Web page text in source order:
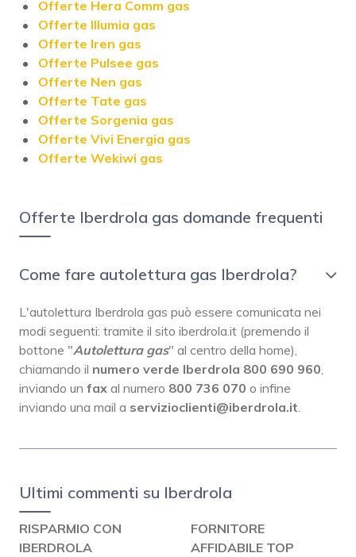
Offerte Hera Comm gas
Offerte lllumia gas
Offerte Iren gas
Offerte Pulsee gas
Offerte Nen gas
Offerte Tate gas
Offerte Sorgenia gas
Offerte Vivi Energia gas
Offerte Wekiwi gas
Offerte Iberdrola gas domande frequenti
Come fare autolettura gas Iberdrola?
L'autolettura Iberdrola gas può essere comunicata nei
modi seguenti: tramite il sito iberdrola.it (premendo il
bottone "Autolettura gas" al centro della home),
chiamando il numero verde Iberdrola 800 690 960,
inviando un fax al numero 800 736 070 o infine
inviando una mail a servizioclienti@iberdrola.it.
Ultimi commenti su Iberdrola
RISPARMIO CON
IBERDROLA
FORNITORE
AFFIDABILE TOP